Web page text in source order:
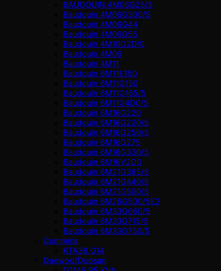
BAUDOUIN 4M06G25/5
Baudouin 4M06G300/S
Baudouin 4M06G44
Baudouin 4M06G55
Baudouin 4M10G2D/0
Baudouin 4М06
Baudouin 4М11
Baudouin 6M11E150
Baudouin 6M11G150
Baudouin 6M11G165/5
Baudouin 6M11G4D0/S
Baudouin 6M16G220
Baudouin 6M16G220/5
Baudouin 6M16G250/5
Baudouin 6M16G275
Baudouin 6M16G330/5
Baudouin 6M16V2D0
Baudouin 6M21G385/5
Baudouin 6M21G440/5
Baudouin 6M21G500/5
Baudouin 6M26G500/5E2
Baudouin 6M33G660/5
Baudouin 6M33G715/5
Baudouin 6M33G750/5
Cummins
KTA38 G14
Daewoo/Doosan